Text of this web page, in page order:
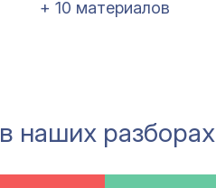
+ 10 материалов
наших разборах